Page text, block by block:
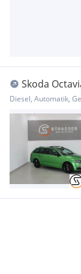
Skoda
Diesel, Automatik,